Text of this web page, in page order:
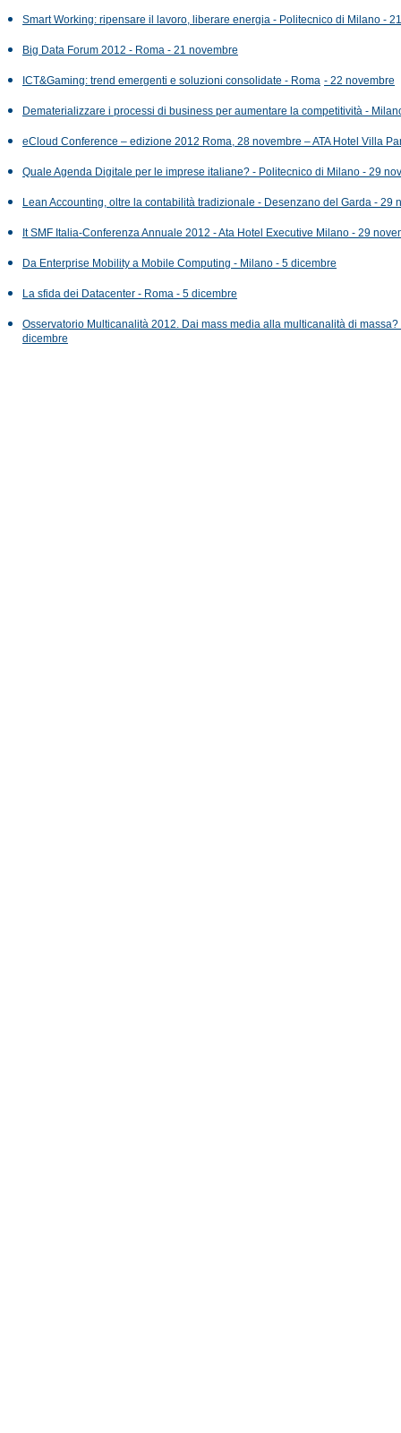
Smart Working: ripensare il lavoro, liberare energia - Politecnico di Milano -
Big Data Forum 2012 - Roma - 21 novembre
ICT&Gaming: trend emergenti e soluzioni consolidate - Roma - 22 novembre
Dematerializzare i processi di business per aumentare la competitività -
eCloud Conference – edizione 2012 Roma, 28 novembre – ATA Hotel Villa
Quale Agenda Digitale per le imprese italiane? - Politecnico di Milano - 29
Lean Accounting, oltre la contabilità tradizionale - Desenzano del Garda - 29
It SMF Italia-Conferenza Annuale 2012 - Ata Hotel Executive Milano - 29
Da Enterprise Mobility a Mobile Computing - Milano - 5 dicembre
La sfida dei Datacenter - Roma - 5 dicembre
Osservatorio Multicanalità 2012. Dai mass media alla multicanalità di
dicembre